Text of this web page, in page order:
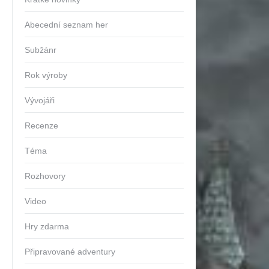
Abecední seznam her
Subžánr
Rok výroby
Vývojáři
Recenze
Téma
Rozhovory
Video
Hry zdarma
Připravované adventury